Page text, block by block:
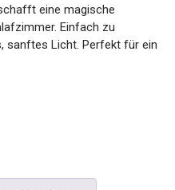
eine magische
Einfach zu
sanftes Licht. Perfekt für ein